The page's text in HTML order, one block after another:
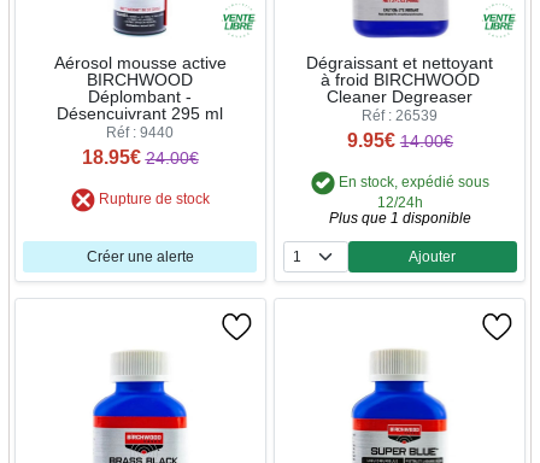
Aérosol mousse active
BIRCHWOOD
Déplombant -
Désencuivrant 295 ml
Réf : 9440
18.95€ 24.00€
Rupture de stock
Créer une alerte
Dégraissant et nettoyant
à froid BIRCHWOOD
Cleaner Degreaser
Réf : 26539
9.95€ 14.00€
En stock, expédié sous
12/24h
Plus que 1 disponible
Quantité
Ajouter